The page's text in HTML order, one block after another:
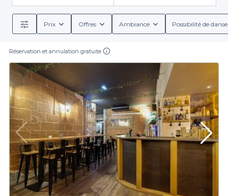
Prix Offres Ambiance Possibilité de
Réservation et annulation gratuite